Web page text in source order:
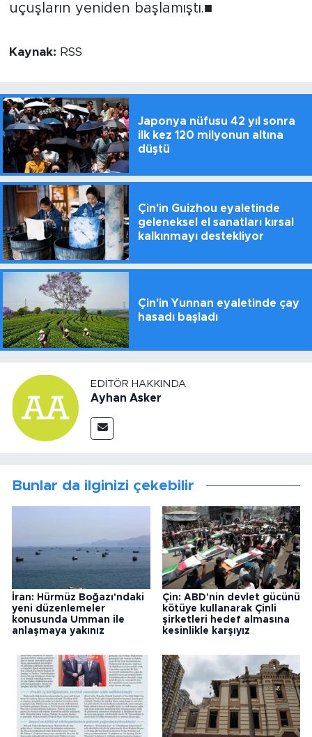
uçuşların yeniden başlamıştı.■
Kaynak: RSS
Japonya nüfusu 42 yıl sonra
ilk kez 120 milyonun altına
düştü
Çin'in Guizhou eyaletinde
geleneksel el sanatları kırsal
kalkınmayı destekliyor
Çin'in Yunnan eyaletinde çay
hasadı başladı
EDITÖR HAKKINDA
Ayhan Asker
Bunlar da ilginizi çekebilir
İran: Hürmüz Boğazı'ndaki
yeni düzenlemeler
konusunda Umman ile
anlaşmaya yakınız
Çin: ABD'nin devlet gücünü
kötüye kullanarak Çinli
şirketleri hedef almasına
kesinlikle karşıyız